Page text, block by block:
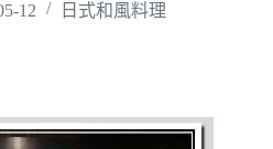
12 日式和風料理